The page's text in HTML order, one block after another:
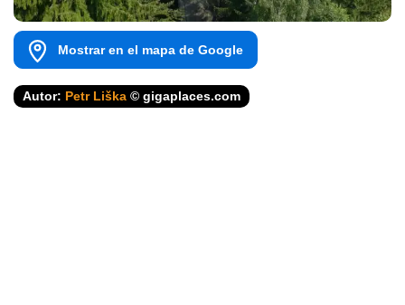
Mostrar en el mapa de Google
Autor: Petr Liška © gigaplaces.com